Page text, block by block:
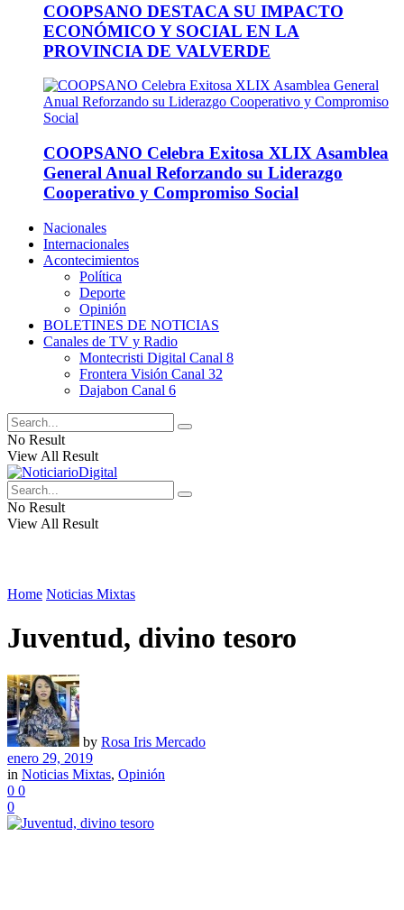
COOPSANO DESTACA SU IMPACTO
ECONÓMICO Y SOCIAL EN LA
PROVINCIA DE VALVERDE
COOPSANO Celebra Exitosa XLIX Asamblea
General Anual Reforzando su Liderazgo
Cooperativo y Compromiso Social
Nacionales
Internacionales
Acontecimientos
Política
Deporte
Opinión
BOLETINES DE NOTICIAS
Canales de TV y Radio
Montecristi Digital Canal 8
Frontera Visión Canal 32
Dajabon Canal 6
No Result
View All Result
No Result
View All Result
Home Noticias Mixtas
Juventud, divino tesoro
by Rosa Iris Mercado
enero 29, 2019
in Noticias Mixtas, Opinión
0 0
0